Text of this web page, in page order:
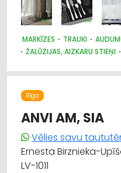
MARKĪZES TRAUKI
ŽALŪZIJAS, AIZKARU STIEŅI
APGAISMES TEHNIKAS
Rīga
ANVI AM, SIA
Vēlies savu
Ernesta Birznieka-
LV-1011